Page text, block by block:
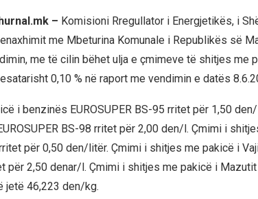
– Komisioni Rregullator i Energjetikës, i
me Mbeturina Komunale i Republikës së
me të cilin bëhet ulja e çmimeve të shitjes me
0,10 % në raport me vendimin e datës
i benzinës EUROSUPER BS-95 rritet për 1,50
BS-98 rritet për 2,00 den/l. Çmimi i
për 0,50 den/litër. Çmimi i shitjes me pakicë i
për 2,50 denar/l. Çmimi i shitjes me pakicë i
jetë 46,223 den/kg.